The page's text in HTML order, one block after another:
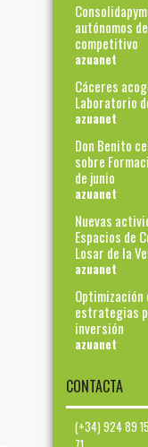
autónomos
competitivo
azuanet
Cáceres
Laboratorio
azuanet
Don Benito
sobre
de junio
azuanet
Nuevas
Espacios de
Losar de la
azuanet
estrategias
inversión
azuanet
CONTACTA
(+34) 924 89